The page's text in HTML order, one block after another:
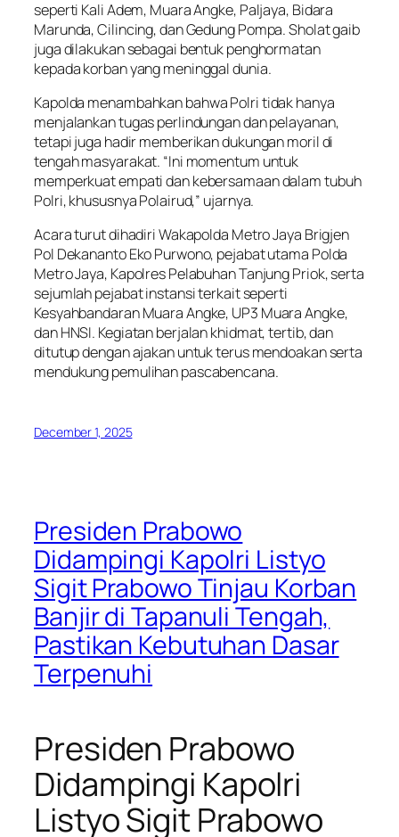
seperti Kali Adem, Muara Angke, Paljaya, Bidara
Marunda, Cilincing, dan Gedung Pompa. Sholat gaib
juga dilakukan sebagai bentuk penghormatan
kepada korban yang meninggal dunia.
Kapolda menambahkan bahwa Polri tidak hanya
menjalankan tugas perlindungan dan pelayanan,
tetapi juga hadir memberikan dukungan moril di
tengah masyarakat. “Ini momentum untuk
memperkuat empati dan kebersamaan dalam tubuh
Polri, khususnya Polairud,” ujarnya.
Acara turut dihadiri Wakapolda Metro Jaya Brigjen
Pol Dekananto Eko Purwono, pejabat utama Polda
Metro Jaya, Kapolres Pelabuhan Tanjung Priok, serta
sejumlah pejabat instansi terkait seperti
Kesyahbandaran Muara Angke, UP3 Muara Angke,
dan HNSI. Kegiatan berjalan khidmat, tertib, dan
ditutup dengan ajakan untuk terus mendoakan serta
mendukung pemulihan pascabencana.
December 1, 2025
Presiden Prabowo
Didampingi Kapolri Listyo
Sigit Prabowo Tinjau Korban
Banjir di Tapanuli Tengah,
Pastikan Kebutuhan Dasar
Terpenuhi
Presiden Prabowo
Didampingi Kapolri
Listyo Sigit Prabowo